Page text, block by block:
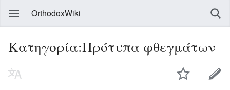
OrthodoxWiki
Κατηγορία:Πρότυπα φθεγμάτων